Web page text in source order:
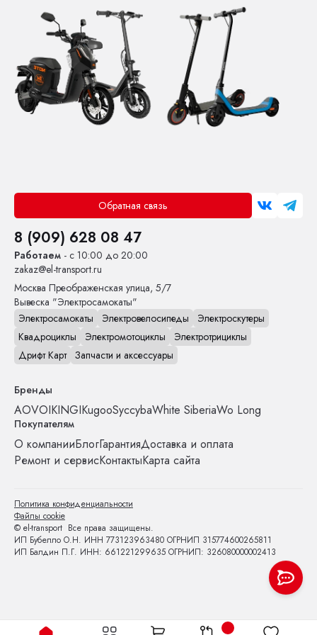
Обратная связь
8 (909) 628 08 47
Работаем - с 10:00 до 20:00
zakaz@el-transport.ru
Москва Преображенская улица, 5/7
Вывеска "Электросамокаты"
Электросамокаты
Электровелосипеды
Электроскутеры
Квадроциклы
Электромотоциклы
Электротрициклы
Дрифт Карт Запчасти и аксессуары
Бренды
AOVOIKINGIKugooSyccybaWhite SiberiaWo Long
Покупателям
О компанииБлогГарантияДоставка и оплата
Ремонт и сервисКонтактыКарта сайта
© el-transport Все права защищены.
ИП Бубелло О.Н. ИНН 773123963480 ОГРНИП 315774600265811
ИП Балдин П.Г. ИНН: 661221299635 ОГРНИП: 326080000002413
Политика конфиденциальности
Файлы cookie